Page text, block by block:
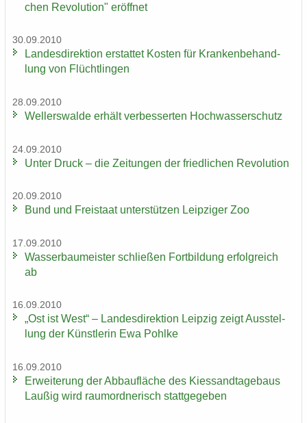
chen Re­vo­lu­ti­on" er­öff­net
30.09.2010
Lan­des­di­rek­ti­on er­stat­tet Kos­ten für Kran­ken­be­hand­
lung von Flücht­lin­gen
28.09.2010
Wel­ler­s­wal­de er­hält ver­bes­ser­ten Hoch­was­ser­schutz
24.09.2010
Unter Druck – die Zei­tun­gen der fried­li­chen Re­vo­lu­ti­on
20.09.2010
Bund und Frei­staat un­ter­stüt­zen Leip­zi­ger Zoo
17.09.2010
Was­ser­bau­meis­ter schlie­ßen Fort­bil­dung er­folg­reich
ab
16.09.2010
„Ost ist West“ – Lan­des­di­rek­ti­on Leip­zig zeigt Aus­stel­
lung der Künst­le­rin Ewa Pohl­ke
16.09.2010
Er­wei­te­rung der Ab­bau­flä­che des Kies­sand­ta­ge­baus
Lau­ßig wird raum­ord­ne­risch statt­ge­ge­ben